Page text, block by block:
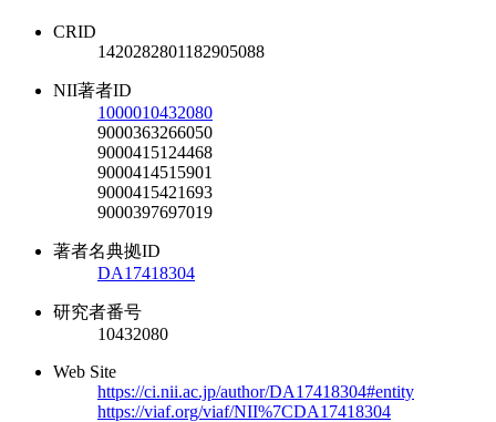
CRID
1420282801182905088
NII著者ID
1000010432080
9000363266050
9000415124468
9000414515901
9000415421693
9000397697019
著者名典拠ID
DA17418304
研究者番号
10432080
Web Site
https://ci.nii.ac.jp/author/DA17418304#entity
https://viaf.org/viaf/NII%7CDA17418304